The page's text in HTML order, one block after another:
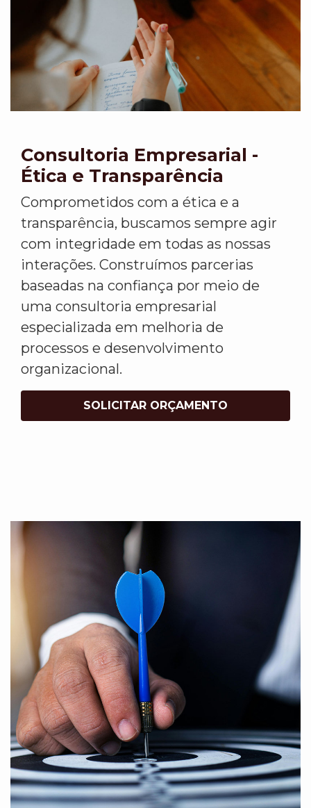
Consultoria Empresarial -
Ética e Transparência
Comprometidos com a ética e a
transparência, buscamos sempre agir
com integridade em todas as nossas
interações. Construímos parcerias
baseadas na confiança por meio de
uma consultoria empresarial
especializada em melhoria de
processos e desenvolvimento
organizacional.
SOLICITAR ORÇAMENTO